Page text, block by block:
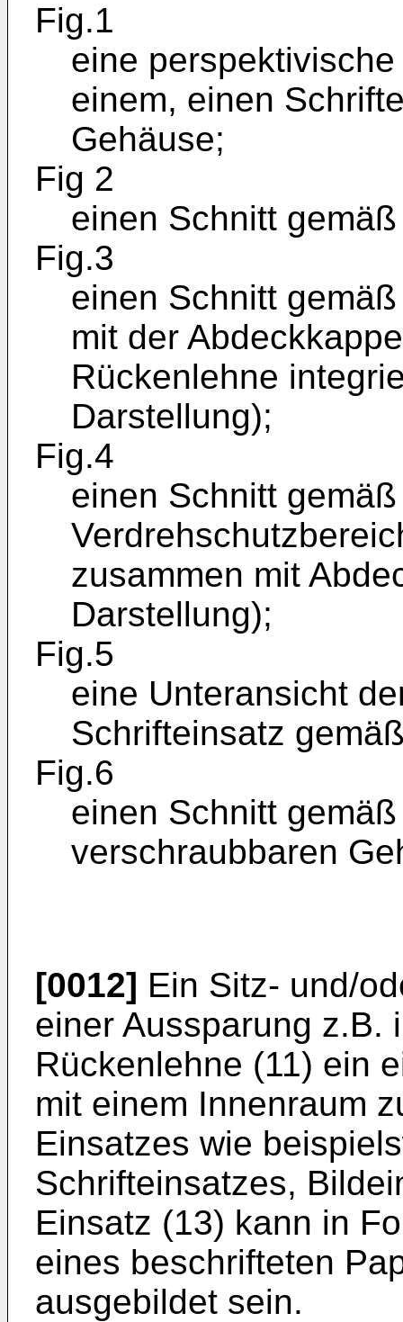
Fig.1
eine
einem, einen
Gehäuse;
Fig 2
einen Schnitt
Fig.3
einen Schnitt
mit der
Rückenlehne
Darstellung);
Fig.4
einen Schnitt
zusammen mit
Darstellung);
Fig.5
eine Unteransicht
Schrifteinsatz
Fig.6
einen Schnitt
verschraubbaren
[0012] Ein Sitz- und/
einer Aussparung z.B.
Rückenlehne (11) ein
mit einem Innenraum
Einsatzes wie
Schrifteinsatzes,
Einsatz (13) kann in
eines beschrifteten
ausgebildet sein.